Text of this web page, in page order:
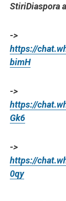
StiriDiaspora
->
https://
bimH
->
https://
Gk6
->
https://
0qy